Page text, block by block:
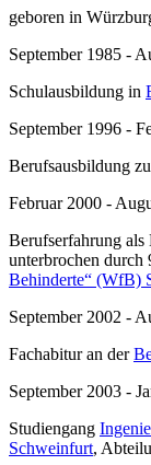
geboren in
September 1985 -
Schulausbildung in
September 1996 -
Berufsausbildung
Februar 2000 -
Berufserfahrung als
unterbrochen
Behinderte“ (WfB)
September 2002 -
Fachabitur an der
September 2003 -
Studiengang
Schweinfurt,